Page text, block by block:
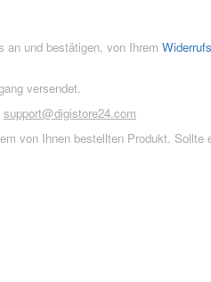
an und bestätigen, von Ihrem
versendet.
support@digistore24.com
von Ihnen bestellten Produkt. Sollte